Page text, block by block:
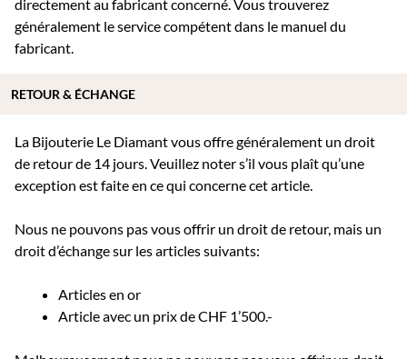
directement au fabricant concerné. Vous trouverez
généralement le service compétent dans le manuel du
fabricant.
La Bijouterie Le Diamant vous offre généralement un droit
de retour de 14 jours. Veuillez noter s’il vous plaît qu’une
exception est faite en ce qui concerne cet article.
Nous ne pouvons pas vous offrir un droit de retour, mais un
droit d’échange sur les articles suivants:
Articles en or
Article avec un prix de CHF 1’500.-
RETOUR & ÉCHANGE